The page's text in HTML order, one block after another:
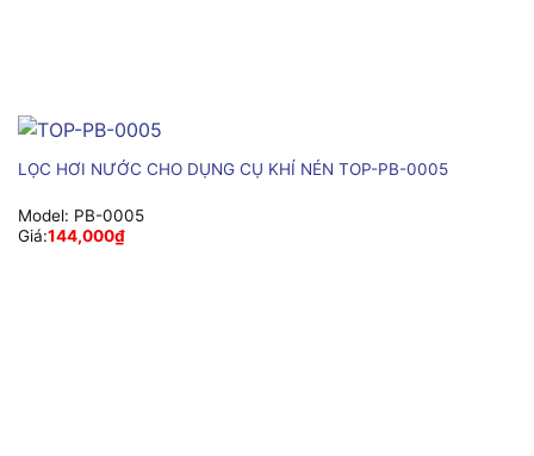
LỌC HƠI NƯỚC CHO DỤNG CỤ KHÍ NÉN TOP-PB-0005
Model: PB-0005
Giá:144,000₫